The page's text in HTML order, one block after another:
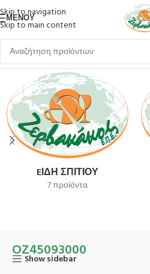
Skip to navigation
Skip to main content
ΜΕΝΟΎ
Αρχική σελίδα Προϊόν SKU OZ45093000
EΊΔΗ ΣΠΙΤΙΟΎ
7 προϊόντα
OZ45093000
Show sidebar